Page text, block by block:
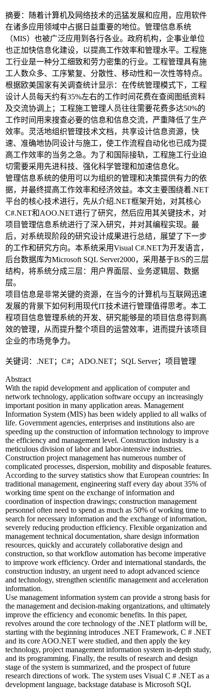
摘要：随着计算机及网络技术的迅猛发展和应用，应用软件
在诸多应用领域中占据日益重要的地位。管理信息系统
（MIS）也被广泛应用到各行各业。政府机构，企事业单位
也正加快信息化建设，以提高工作效率和管理水平。工程施
工行业是一种分工细致和劳力密集的行业。工程管理具有施
工人数众多、工序繁复、分散性、移动性和一次性等特点。
根据欧美国家有关调查统计显示：在传统管理模式下，工程
设计人员每天约有35%左右的工作时间花费在查阅图纸资料
及交流协调上；工程施工管理人员往往需要花费多达50%的
工作时间用来搜查必要的信息和信息交流，严重降低了生产
效率。灵活地组织管理技术文档，共享设计信息资源，快
速、准确地协同设计与施工，使工作流程自动化也已成为提
高工作效率的当务之急。为了和国际接轨，工程施工行业迫
切需要采用先进科技、强化科学管理和加速信息化。
管理信息系统的使用可以为组织的管理和决策提供有力的依
据，并最终提高工作效率和经济效益。本文主要围绕着.NET
平台的核心技术进行，先从介绍.NET框架开始，对其核心
C#.NET和AOO.NET进行了研究，然后应用其关键技术，对
项目管理信息系统进行了深入研究，并对其编程实现。最
后，对系统现阶段的研究设计成果进行总结，展望了下一步
的工作和研究方向。本系统采用Visual C#.NET为开发语言，
后台数据库为Microsoft SQL Server2000，采用基于B/S的三层
结构，将系统分成三层：用户界面层、业务逻辑层、数据
层。
项目信息是非常关键的资源，在当今的计算机与互联网迅速
发展的背景下如何利用现代IT技术进行管理值得思考。本工
程项目信息管理系统的开发、研究能够是的项目信息得到高
效的管理，从而提升整个项目的运营效率，进而提升该项目
企业的市场竞争力。
关键词：.NET；C#；ADO.NET；SQL Server；项目管理
Abstract
With the rapid development and application of computer and
network technology, application software occupy an increasingly
important position in many application areas. Management
Information System (MIS) has been widely applied to all walks of
life. Government agencies, enterprises and institutions also are
speeding up the construction of information technology to improve
the efficiency and management level. Construction industry is a
meticulous division of labor and labor-intensive industries.
Construction project management has numerous number of
complicated processes, dispersion, mobility and disposable features.
According to the survey statistics show that European countries: In
traditional management, engineering staff every day about 35% of
working time spent on the exchange of information and
coordination of inspection drawings; construction management
personnel often need to spend as much as 50% of working time to
search for necessary information and the exchange of information,
severely reducing production efficiency. Flexible organization and
management technical documentation, share design information
resources, quickly and accurately collaborative design and
construction, so that workflow automation has become imperative
to improve work efficiency. Order and international standards, the
construction industry, an urgent need to adopt advanced science
and technology, strengthen scientific management and acceleration
information.
Use management information system can provide a strong basis for
the management and decision-making organizations, and ultimately
improve the efficiency and economic benefits. In this paper,
revolves around the core technology of the .NET platform will be,
starting with the beginning introduces .NET Framework, C # .NET
and its core AOO.NET were studied, and then apply the key
technology, project management information system in-depth study,
and its programming. Finally, the results of research and design
stage of the system is summarized, and the prospect of future
research directions of work. The system uses Visual C # .NET as a
development language, backstage database is Microsoft SQL